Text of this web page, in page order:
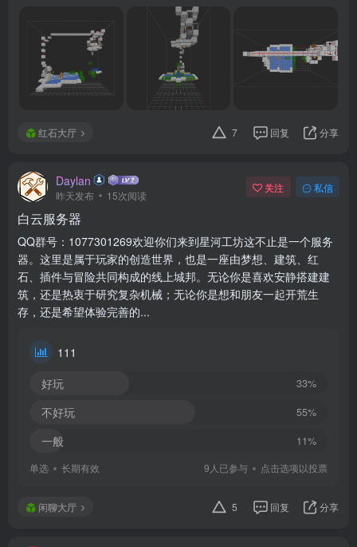
红石大厅 7 回复 分享
Daylan
昨天发布 15次阅读
关注 私信
白云服务器
QQ群号：1077301269欢迎你们来到星河工坊这不止是一个服务
器。这里是属于玩家的创造世界，也是一座由梦想、建筑、红
石、插件与冒险共同构成的线上城邦。无论你是喜欢安静搭建建
筑，还是热衷于研究复杂机械；无论你是想和朋友一起开荒生
存，还是希望体验完善的...
111
33%
好玩
55%
不好玩
11%
一般
单选 长期有效 9人已参与 点击选项以投票
闲聊大厅 5 回复 分享